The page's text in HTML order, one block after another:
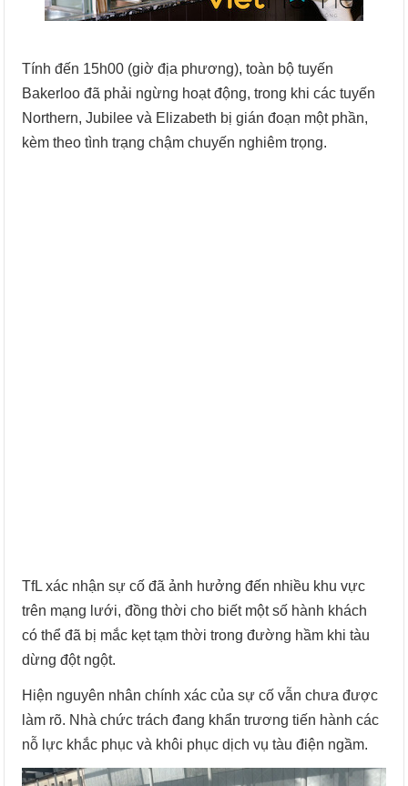
Tính đến 15h00 (giờ địa phương), toàn bộ tuyến
Bakerloo đã phải ngừng hoạt động, trong khi các tuyến
Northern, Jubilee và Elizabeth bị gián đoạn một phần,
kèm theo tình trạng chậm chuyến nghiêm trọng.
TfL xác nhận sự cố đã ảnh hưởng đến nhiều khu vực
trên mạng lưới, đồng thời cho biết một số hành khách
có thể đã bị mắc kẹt tạm thời trong đường hầm khi tàu
dừng đột ngột.
Hiện nguyên nhân chính xác của sự cố vẫn chưa được
làm rõ. Nhà chức trách đang khẩn trương tiến hành các
nỗ lực khắc phục và khôi phục dịch vụ tàu điện ngầm.